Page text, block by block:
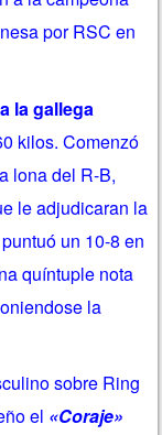
por RSC en
la gallega
kilos. Comenzó
lona del R-B,
le adjudicaran la
un 10-8 en
quíntuple nota
la
sobre Ring
el «Coraje»